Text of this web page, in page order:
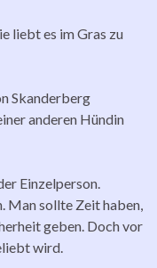
liebt es im Gras zu
Skanderberg
anderen Hündin
Einzelperson.
Man sollte Zeit haben,
geben. Doch vor
wird.